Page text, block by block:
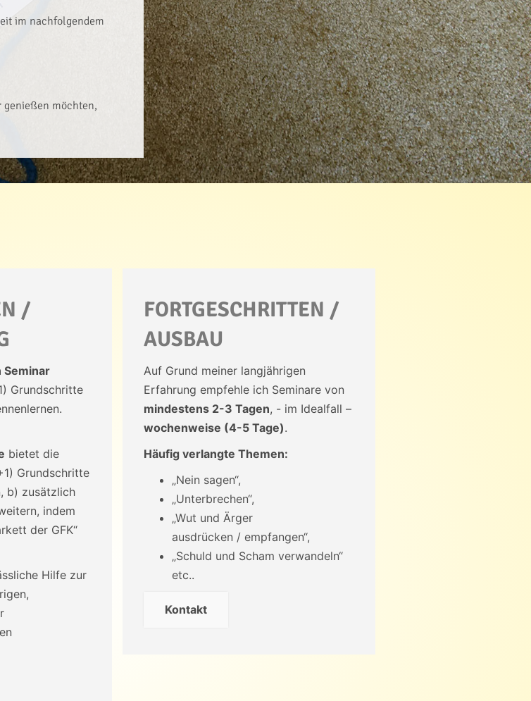
im nachfolgendem
genießen möchten,
/
Seminar
Grundschritte
bietet die
Grundschritte
b) zusätzlich
indem
der GFK“
Hilfe zur
FORTGESCHRITTEN /
AUSBAU
Auf Grund meiner langjährigen
Erfahrung empfehle ich Seminare von
mindestens 2-3 Tagen, - im Idealfall –
wochenweise (4-5 Tage).
Häufig verlangte Themen:
„Nein sagen“,
„Unterbrechen“,
„Wut und Ärger
ausdrücken / empfangen“,
„Schuld und Scham verwandeln“
etc..
Kontakt